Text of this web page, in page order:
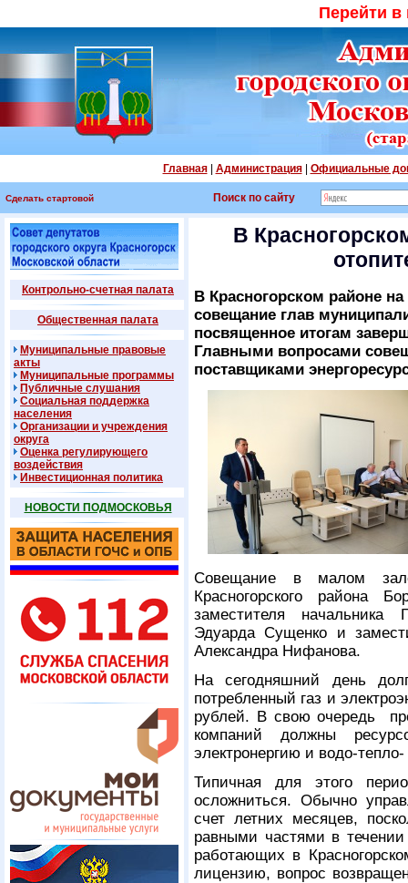
Перейти
Главная| Администрация| Официальные
Сделать стартовой Поиск по сайту
Контрольно-счетная палата
Общественная палата
Муниципальные правовые
акты
Муниципальные программы
Публичные слушания
Социальная поддержка
населения
Организации и учреждения
округа
Оценка регулирующего
воздействия
Инвестиционная политика
НОВОСТИ ПОДМОСКОВЬЯ
В
В Красногорском районе
совещание глав
посвященное итогам
Главными вопросами
поставщиками
Совещание в малом
Красногорского района
заместителя начальника
Эдуарда Сущенко и
Александра Нифанова.
На сегодняшний день
потребленный газ и
рублей. В свою очередь
компаний должны
электронергию и водо-
Типичная для этого
осложниться. Обычно
счет летних месяцев,
равными частями в
работающих в
лицензию, вопрос